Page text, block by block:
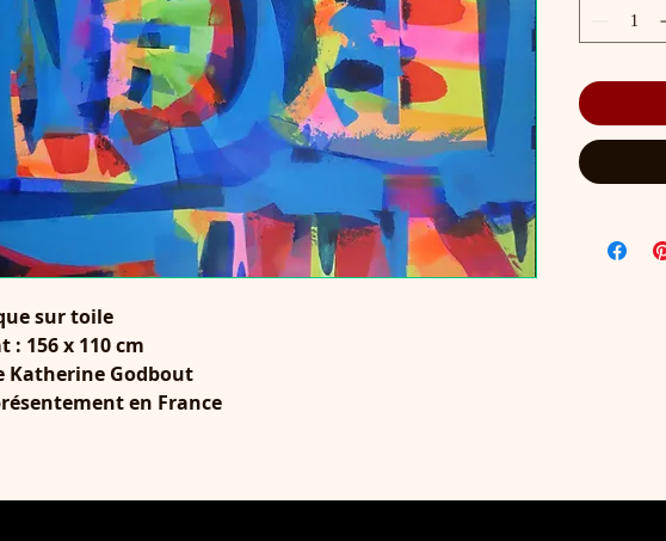
sur toile
: 156 x 110 cm
Katherine Godbout
en France